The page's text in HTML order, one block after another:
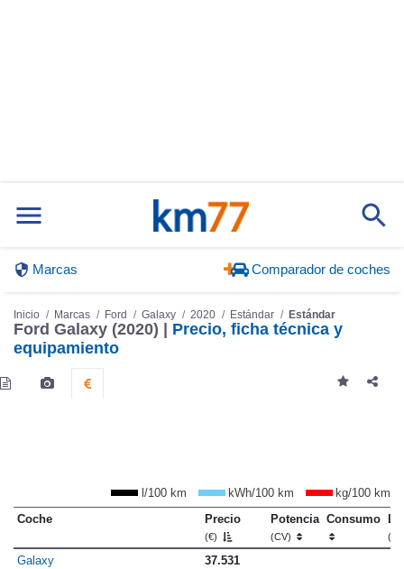
Marcas Comparador de coches
Inicio Marcas Ford Galaxy 2020 Estándar Estándar
Ford Galaxy (2020) | Precio, ficha técnica y
equipamiento
l/100 km kWh/100 km
kg/100 km
Coche
Precio
(€)
Potencia
(CV)
Consumo
Galaxy
37.531